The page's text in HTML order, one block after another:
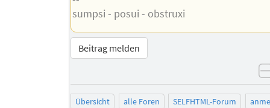
sumpsi - posui - obstruxi
Beitrag melden
Übersicht alle Foren SELFHTML-Forum